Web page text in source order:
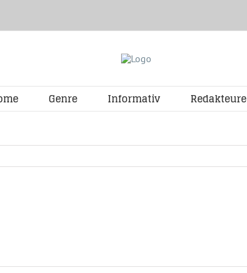
Genre Informativ Redakteure